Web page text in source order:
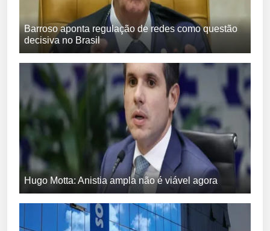
Barroso aponta regulação de redes como questão
decisiva no Brasil
Hugo Motta: Anistia ampla não é viável agora